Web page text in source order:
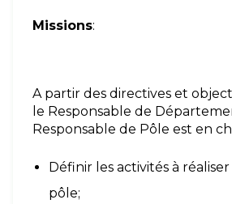
Missions:
A partir des directives et
le Responsable de
Responsable de Pôle est en
Définir les activités à
pôle;